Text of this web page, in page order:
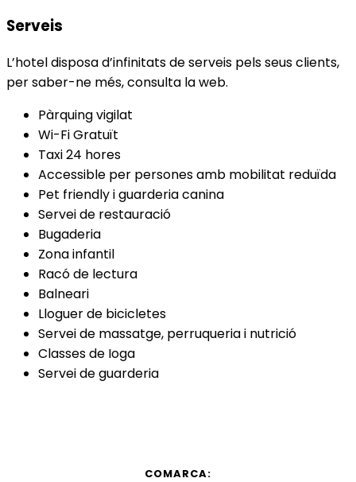
Serveis
L’hotel disposa d’infinitats de serveis pels seus clients,
per saber-ne més, consulta la web.
Pàrquing vigilat
Wi-Fi Gratuït
Taxi 24 hores
Accessible per persones amb mobilitat reduïda
Pet friendly i guarderia canina
Servei de restauració
Bugaderia
Zona infantil
Racó de lectura
Balneari
Lloguer de bicicletes
Servei de massatge, perruqueria i nutrició
Classes de Ioga
Servei de guarderia
COMARCA: